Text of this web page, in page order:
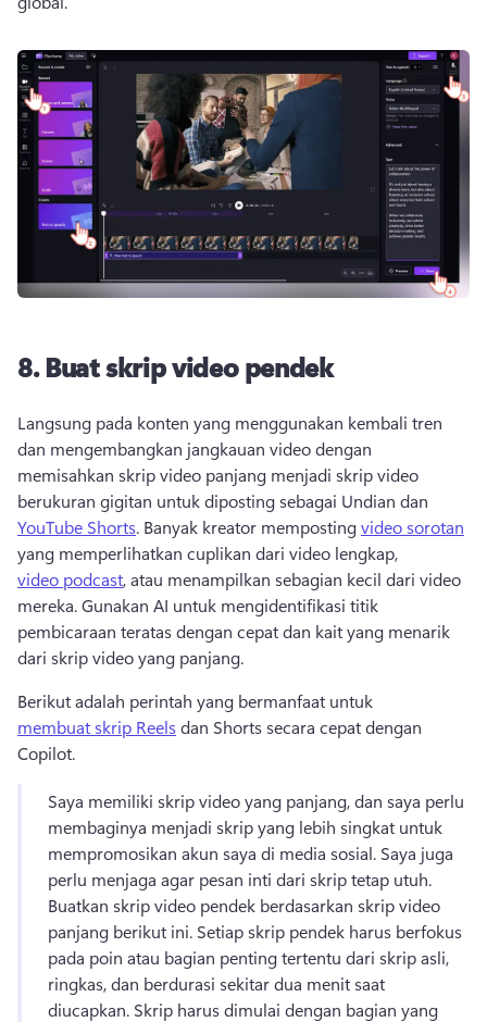
8.Buat skrip video pendek
Langsung pada konten yang menggunakan kembali tren
dan mengembangkan jangkauan video dengan
memisahkan skrip video panjang menjadi skrip video
berukuran gigitan untuk diposting sebagai Undian dan
YouTube Shorts. Banyak kreator memposting video sorotan
yang memperlihatkan cuplikan dari video lengkap,
video podcast, atau menampilkan sebagian kecil dari video
mereka. Gunakan AI untuk mengidentifikasi titik
pembicaraan teratas dengan cepat dan kait yang menarik
dari skrip video yang panjang.
Berikut adalah perintah yang bermanfaat untuk
membuat skrip Reels dan Shorts secara cepat dengan
Copilot.
Saya memiliki skrip video yang panjang, dan saya perlu
membaginya menjadi skrip yang lebih singkat untuk
mempromosikan akun saya di media sosial. Saya juga
Buatkan skrip video pendek berdasarkan skrip video
panjang berikut ini. Setiap skrip pendek harus berfokus
pada poin atau bagian penting tertentu dari skrip asli,
ringkas, dan berdurasi sekitar dua menit saat
diucapkan. Skrip harus dimulai dengan bagian yang